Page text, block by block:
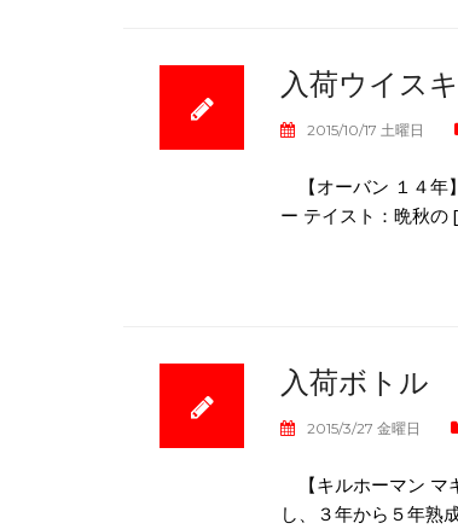
入荷ウイス
2015/10/17 土曜日
【オーバン １４年
ー テイスト：晩秋の
入荷ボトル
2015/3/27 金曜日
【キルホーマン マ
し、３年から５年熟